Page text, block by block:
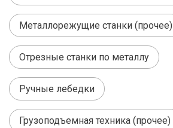
Металлорежущие станки (прочее)
Отрезные станки по металлу
Ручные лебедки
Грузоподъемная техника (прочее)